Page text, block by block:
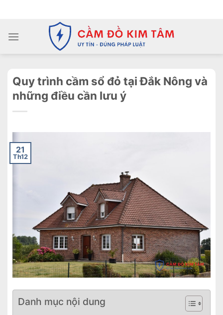
dung
Quy trình cầm sổ đỏ tại Đắk Nông và
những điều cần lưu ý
21
Th12
Danh mục nội dung